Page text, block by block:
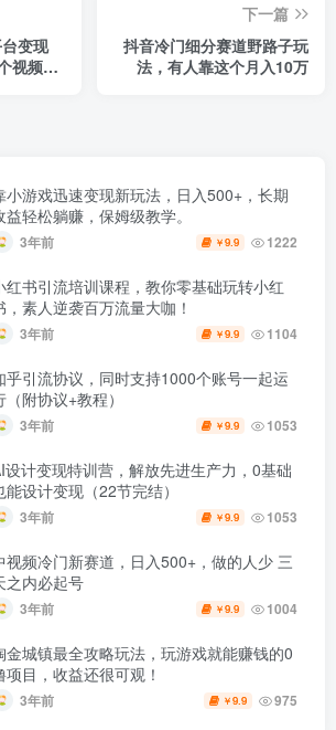
变现
视频能
下一篇
抖音冷门细分赛道野路子玩
法，有人靠这个月入10万
小游戏迅速变现新玩法，日入500+，长期
益轻松躺赚，保姆级教学。
3年前 ￥9.9 1222
红书引流培训课程，教你零基础玩转小红
，素人逆袭百万流量大咖！
3年前 ￥9.9 1104
乎引流协议，同时支持1000个账号一起运
（附协议+教程）
3年前 ￥9.9 1053
设计变现特训营，解放先进生产力，0基础
能设计变现（22节完结）
3年前 ￥9.9 1053
视频冷门新赛道，日入500+，做的人少 三
之内必起号
3年前 ￥9.9 1004
金城镇最全攻略玩法，玩游戏就能赚钱的0
项目，收益还很可观！
3年前 ￥9.9 975